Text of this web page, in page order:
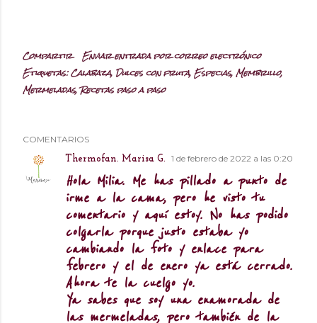
Compartir Enviar entrada por correo electrónico
Etiquetas:Calabaza Dulces con fruta Especias Membrillo
Mermeladas Recetas paso a paso
COMENTARIOS
Thermofan. Marisa G. 1 de febrero de 2022 a las 0:20
Hola Milia. Me has pillado a punto de
irme a la cama, pero he visto tu
comentario y aquí estoy. No has podido
colgarla porque justo estaba yo
cambiando la foto y enlace para
febrero y el de enero ya está cerrado.
Ahora te la cuelgo yo.
Ya sabes que soy una enamorada de
las mermeladas, pero también de la